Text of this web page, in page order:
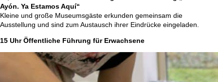
Ayón. Ya Estamos Aquí“
Kleine und große Museumsgäste erkunden gemeinsam die
Ausstellung und sind zum Austausch ihrer Eindrücke eingeladen.
15 Uhr Öffentliche Führung für Erwachsene